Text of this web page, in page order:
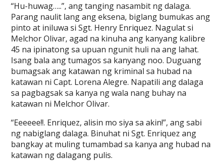
“Hu-huwag…..”, ang tanging nasambit ng dalaga.
Parang naulit lang ang eksena, biglang bumukas ang
pinto at iniluwa si Sgt. Henry Enriquez. Nagulat si
Melchor Olivar, agad na kinuha ang kanyang kalibre
45 na ipinatong sa upuan ngunit huli na ang lahat.
Isang bala ang tumagos sa kanyang noo. Duguang
bumagsak ang katawan ng kriminal sa hubad na
katawan ni Capt. Lorena Alegre. Napatili ang dalaga
sa pagbagsak sa kanya ng wala nang buhay na
katawan ni Melchor Olivar.
“Eeeeee!!. Enriquez, alisin mo siya sa akin!”, ang sabi
ng nabiglang dalaga. Binuhat ni Sgt. Enriquez ang
bangkay at muling tumambad sa kanya ang hubad na
katawan ng dalagang pulis.